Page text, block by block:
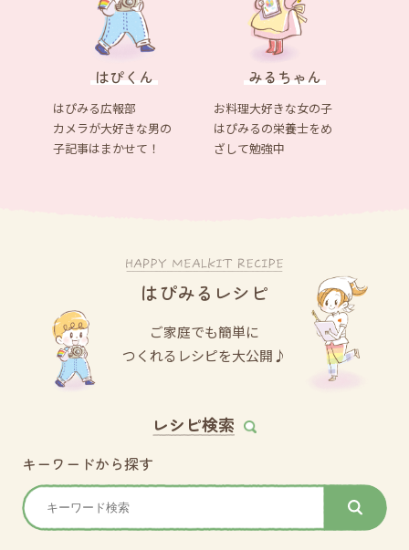
はぴくん
はぴみる広報部
カメラが大好きな男の
子記事はまかせて！
みるちゃん
お料理大好きな女の子
はぴみるの栄養士をめ
ざして勉強中
はぴみるレシピ
ご家庭でも簡単に
つくれるレシピを大公開♪
レシピ検索
キーワードから探す